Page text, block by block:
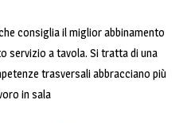
consiglia il miglior abbinamento
servizio a tavola. Si tratta di una
trasversali abbracciano più
in sala